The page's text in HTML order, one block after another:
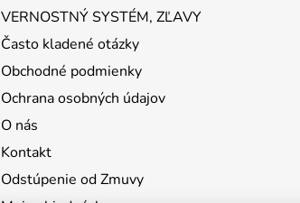
VERNOSTNÝ SYSTÉM, ZĽAVY
Často kladené otázky
Obchodné podmienky
Ochrana osobných údajov
O nás
Kontakt
Odstúpenie od Zmuvy